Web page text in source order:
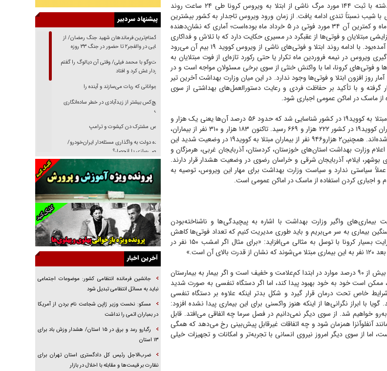
روز گذشته با ثبت ۱۴۴ مورد مرگ ناشی از ابتلا به ویروس کرونا طی ۲۴ ساعت روند
با شیب نسبتاً تندی ادامه یافت. از زمان ورود ویروس تاجدار به کشور بیشترین
آمار فوتی‌ها ۱۵۸ مورد در ۱۶ فروردین ماه و کمترین آن ۳۴ مورد فوتی در ۵ خرداد ماه بوده‌است؛ آماری که نشان‌دهنده
مبتلایان و فوتی‌ها از عقبگرد در مسیری حکایت دارد که با تلاش و فداکاری
کادر درمان و همراهی مردم به دست آمده‌بود. با ادامه روند ابتلا و فوتی‌های ناشی از ویروس کووید ۱۹ بیم آن می‌رود
همه‌گیری ویروس در نیمه فروردین ماه تکرار یا حتی رکورد تازه‌ای از فوت مبتلایان به
و فوتی‌های کرونا، اما با واکنش خنثی از سوی برخی مسئولان مواجه است و در
روز افزون ابتلا و فوتی‌ها وجود ندارد. در این میان وزارت بهداشت آخرین تیر
گرفته و با تأکید بر حفاظت فردی و رعایت دستورالعمل‌های بهداشتی از سوی
از ماسک در اماکن عمومی اجباری شود.
روز گذشته ۲ هزار و ۴۸۹ بیمار جدید مبتلا به کووید۱۹ در کشور شناسایی شد که حدود ۵۶ درصد آن‌ها یعنی یک هزار و
۴۰۶ مورد بستری شدند. مجموع بیماران کووید۱۹ در کشور ۲۲۲ هزار و ۶۶۹ رسید. تاکنون ۱۸۳ هزار و ۳۱۰ نفر از بیماران،
بهبود یافته یا از بیمارستان‌ها ترخیص شده‌اند. همچنین۲ هزارو۹۴۶ نفر از بیماران مبتلا به کووید۱۹ در وضعیت شدید این
وزارت بهداشت استان‌های خوزستان، کردستان، آذربایجان غربی، هرمزگان و
بوشهر، ایلام، آذربایجان شرقی و خراسان رضوی در وضعیت هشدار قرار دارند.
سیاستی ندارد و سیاست وزارت بهداشت برای مهار این ویروس، توصیه به
و اجباری کردن استفاده از ماسک در اماکن عمومی است.
بیماری‌های واگیر وزارت بهداشت با اشاره به پیچیدگی‌ها و ناشناخته‌بودن
در موج سنگین بیماری به سر می‌بریم و باید طوری مدیریت کنیم که تعداد فوتی‌ها کاهش
پیدا کند.» وی برای ترسیم قدرت سرایت بسیار کرونا با توسل به مثالی می‌افزاید: «برای مثال اگر امشب ۱۵۰ نفر در
است.»
به گفته گویا در حال حاضر بیماری در بیش از ۹۰ درصد موارد در ابتدا کم‌علامت و خفیف است و اگر بیمار به بیمارستان
ممکن است خود به خود بهبود پیدا کند، اما اگر دستگاه تنفسی به صورت شدید
شرایط خاص تحت درمان قرار گیرد و شکل بدتر اینکه علاوه بر دستگاه تنفسی
با ابراز نگرانی‌ها از اینکه هنوز واکسنی برای این بیماری پیدا نشده افزود:
خواهیم شد. از سوی دیگر نمی‌دانیم در فصل سرما چه اتفاقی می‌افتد. قابل
آنفلوآنزا همزمان شود و چه اتفاقات غیرقابل پیش‌بینی رخ می‌دهد که همگی
اما از سوی دیگر امروز نیروی انسانی با تجربه‌تر و امکانات و تجهیزات خیلی
پیشنهاد سردبیر
از گمنام‌ترین فرماندهان شهید جنگ رمضان/ از
شناسایی در والفجر۲ تا حضور در جنگ ۳۳ روزه
گفت‌وگو با محمد فیلی/ وقتی آن دیالوگ را گفتم
فیلمبردار غش کرد و افتاد
نوجوانانی که ربات می‌سازند و آینده را
هیچ‌کس بیشتر از زیدآبادی در خطر ساده‌انگاری
نیست
رقص مشترک دن کیشوت و ترامپ
دنده دولت به واگذاری مسئله‌دار ایران‌خودرو/
خصوصی‌سازی یا انحصار؟
غریزه‌ی بقا و آقای باقی و رفقا
جراحی‌های زیبایی با مدرک فوق‌دیپلم! + گفت‌وگو
با متهم
گفت‌وگو با همسر یکی از شهدای جنگ رمضان/
پیکر بی‌سر شهید را از انگشت‌های پا شناسایی کردیم
نسلی که آنلاین الگو می‌گیرد
گفت‌وگو با آیت‌الله جاودان/ جفای مخالفان مکانت
معنوی رهبر شهید را ارتقا می‌داد
همه آقای دوربینی شده‌ایم!
قصه ناتمام سرویس مدارس
آیا مقاومت فلسطین خلع‌سلاح می‌شود؟
آخرین اخبار
جانشین فرمانده انتظامی کشور: موضوعات اجتماعی
نباید به مسائل انتظامی تبدیل شود
مسکو: نخست وزیر ژاپن شجاعت نام بردن از آمریکا
در بمباران اتمی را نداشت
رگبارو رعد و برق در ۱۵ استان/ هشدار وزش باد برای
۱۳ استان‌
ضرب‌الاجل رئیس کل دادگستری استان تهران برای
نظارت بر قیمت‌ها و مقابله با اخلال در بازار